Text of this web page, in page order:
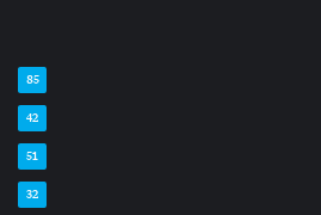
85
42
51
32